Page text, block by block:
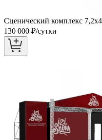
Сценический комплекс
130 000 ₽/сутки